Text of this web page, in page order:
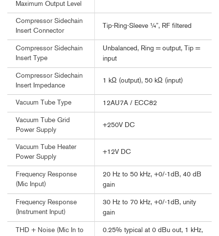
Maximum Output Level
Compressor Sidechain
Insert Connector
Tip-Ring-Sleeve ¼”, RF filtered
Compressor Sidechain
Insert Type
Unbalanced, Ring = output, Tip =
input
Compressor Sidechain
Insert Impedance
1 kΩ (output), 50 kΩ (input)
Vacuum Tube Type 12AU7A / ECC82
Vacuum Tube Grid
Power Supply
+250V DC
Vacuum Tube Heater
Power Supply
+12V DC
Frequency Response
(Mic Input)
20 Hz to 50 kHz, +0/-1dB, 40 dB
gain
Frequency Response
(Instrument Input)
30 Hz to 70 kHz, +0/-1dB, unity
gain
THD + Noise (Mic In to
0.25% typical at 0 dBu out, 1 kHz,